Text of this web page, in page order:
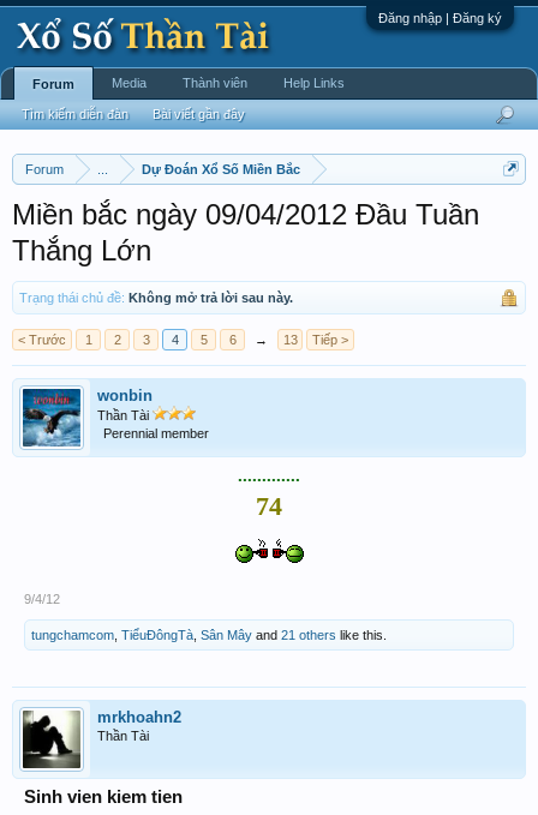
Đăng nhập | Đăng ký
Forum Dự Đoán Xổ Số Miền Bắc
Miền bắc ngày 09/04/2012 Đầu Tuần
Thắng Lớn
Trạng thái chủ đề: Không mở trả lời sau này.
< Trước 1 2 3 4 5 6 → 13 Tiếp >
wonbin
Thần Tài
Perennial member
.............
74
9/4/12
tungchamcom TiểuĐôngTà Sân Mây and 21 others like this.
mrkhoahn2
Thần Tài
Sinh vien kiem tien
Forum
Tìm kiếm diễn đàn Bài viết gần đây
Media Thành viên Help Links